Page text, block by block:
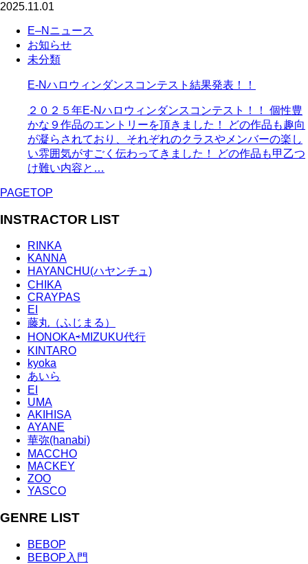
2025.11.01
E–Nニュース
お知らせ
未分類
E-Nハロウィンダンスコンテスト結果発表！！
２０２５年E-Nハロウィンダンスコンテスト！！ 個性豊
かな９作品のエントリーを頂きました！ どの作品も趣向
が凝らされており、それぞれのクラスやメンバーの楽し
い雰囲気がすごく伝わってきました！ どの作品も甲乙つ
け難い内容と…
PAGETOP
INSTRACTOR LIST
RINKA
KANNA
HAYANCHU(ハヤンチュ)
CHIKA
CRAYPAS
EI
藤丸（ふじまる）
HONOKA⇨MIZUKU代行
KINTARO
kyoka
あいら
EI
UMA
AKIHISA
AYANE
華弥(hanabi)
MACCHO
MACKEY
ZOO
YASCO
GENRE LIST
BEBOP
BEBOP入門